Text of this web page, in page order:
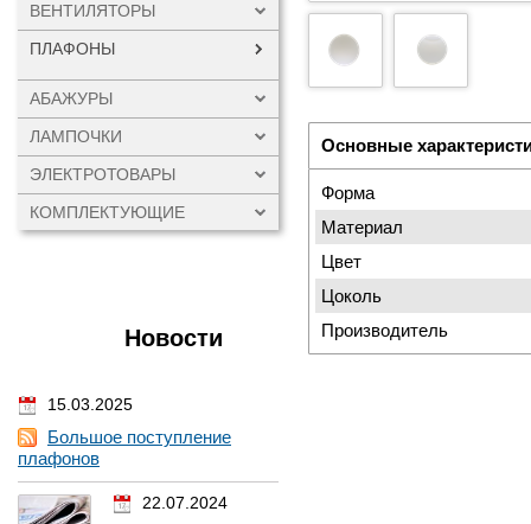
ВЕНТИЛЯТОРЫ
ПЛАФОНЫ
АБАЖУРЫ
ЛАМПОЧКИ
ЭЛЕКТРОТОВАРЫ
КОМПЛЕКТУЮЩИЕ
Новости
15.03.2025
Большое поступление
плафонов
22.07.2024
Основные
Форма
Материал
Цвет
Цоколь
Производитель